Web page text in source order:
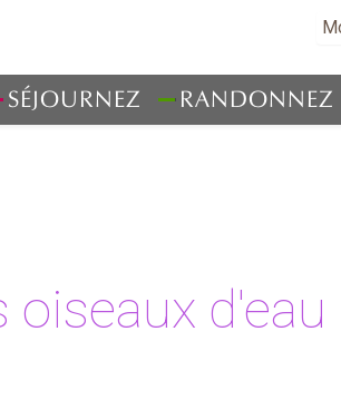
SÉJOURNEZ RANDONNEZ
oiseaux